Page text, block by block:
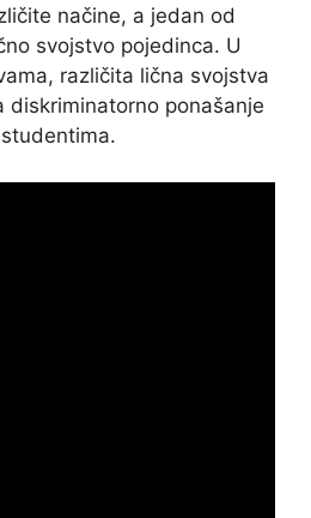
načine, a jedan od
svojstvo pojedinca. U
različita lična svojstva
diskriminatorno ponašanje